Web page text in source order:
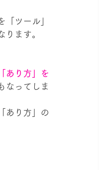
ツール」
ます。
あり方」を
なってしま
あり方」の